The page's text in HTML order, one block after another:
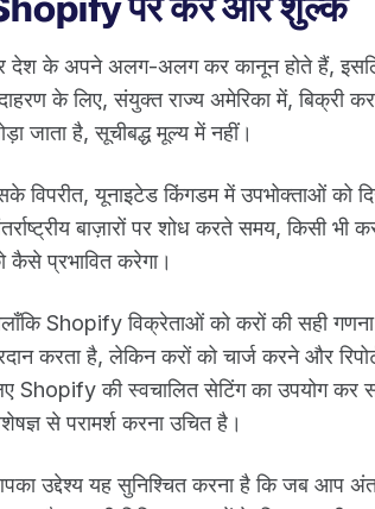
देश के अपने अलग-अलग कर कानून होते हैं,
के लिए, संयुक्त राज्य अमेरिका में,
जाता है, सूचीबद्ध मूल्य में नहीं।
विपरीत, यूनाइटेड किंगडम में उपभोक्ताओं को
बाज़ारों पर शोध करते समय, किसी
कैसे प्रभावित करेगा।
Shopify विक्रेताओं को करों की सही
करता है, लेकिन करों को चार्ज करने और
Shopify की स्वचालित सेटिंग का उपयोग
से परामर्श करना उचित है।
उद्देश्य यह सुनिश्चित करना है कि जब आप